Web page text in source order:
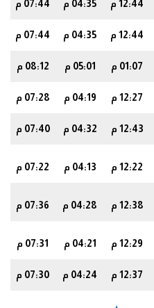
12:44 م 04:35 م 07:44 م
12:44 م 04:35 م 07:44 م
01:07 م 05:01 م 08:12 م
12:27 م 04:19 م 07:28 م
12:43 م 04:32 م 07:40 م
12:22 م 04:13 م 07:22 م
12:38 م 04:28 م 07:36 م
12:29 م 04:21 م 07:31 م
12:37 م 04:24 م 07:30 م